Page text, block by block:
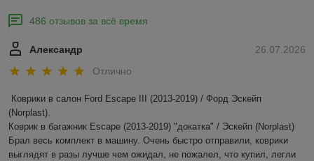
486 отзывов за всё время
26.07.2026
Александр
Отлично
Коврики в салон Ford Escape III (2013-2019) / Форд Эскейп
(Norplast).
Коврик в багажник Escape (2013-2019) "докатка" / Эскейп (Norplast)
Брал весь комплект в машину. Очень быстро отправили, коврики
выглядят в разы лучше чем ожидал, не пожалел, что купил, легли